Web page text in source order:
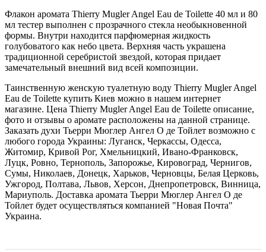
Флакон аромата Thierry Mugler Angel Eau de Toilette 40 мл и 80
мл тестер выполнен с прозрачного стекла необыкновенной
формы. Внутри находится парфюмерная жидкость
голубоватого как небо цвета. Верхняя часть украшена
традиционной серебристой звездой, которая придает
замечательный внешний вид всей композиции.
Таинственную женскую туалетную воду Thierry Mugler Angel
Eau de Toilette купить Киев можно в нашем интернет
магазине. Цена Thierry Mugler Angel Eau de Toilette описание,
фото и отзывы о аромате расположены на данной странице.
Заказать духи Тьерри Мюглер Ангел О де Тойлет возможно с
любого города Украины: Луганск, Черкассы, Одесса,
Житомир, Кривой Рог, Хмельницкий, Ивано-Франковск,
Луцк, Ровно, Тернополь, Запорожье, Кировоград, Чернигов,
Сумы, Николаев, Донецк, Харьков, Черновцы, Белая Церковь,
Ужгород, Полтава, Львов, Херсон, Днепропетровск, Винница,
Мариуполь. Доставка аромата Тьерри Мюглер Ангел О де
Тойлет будет осуществляться компанией "Новая Почта"
Украина.